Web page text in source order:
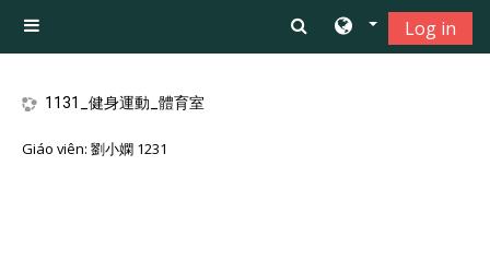
Bảng điều khiển cạnh
Log in
1131_健身運動_體育室
Giáo viên: 劉小嫻 1231